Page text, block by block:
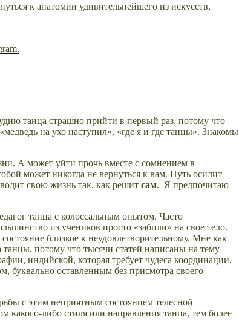
к анатомии удивительнейшего из искусств,
танца страшно прийти в первый раз, потому что
на ухо наступил», «где я и где танцы». Знакомы
А может уйти прочь вместе с сомнением в
может никогда не вернуться к вам. Путь осилит
свою жизнь так, как решит сам. Я предпочитаю
танца с колоссальным опытом. Часто
из учеников просто «забили» на свое тело.
близкое к неудовлетворительному. Мне как
танцы, потому что тысячи статей написаны на тему
индийской, которая требует чудеса координации,
оставленным без присмотра своего
с этим неприятным состоянием телесной
какого-либо стиля или направления танца, тем более